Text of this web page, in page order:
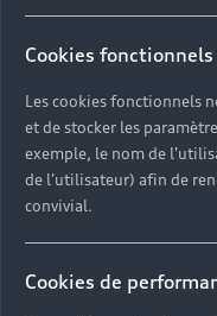
Cookies fonctionnels
Les cookies fonctionnels
et de stocker les
exemple, le nom de
de l'utilisateur) afin de
convivial.
Cookies de